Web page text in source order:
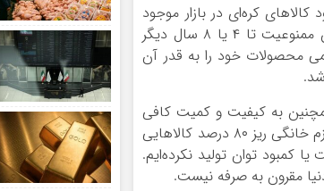
بود کالاهای کره‌ای در بازار موجود
نبودند؟ سامسونگ و ال جی واردات آنها ممنوع شد به وفور در بازار دیده می‌شود. اگر این ممنوعیت تا ۴ یا ۸ سال دیگر
محصولات خود را به قدر آن
به کیفیت و کمیت کافی
رسیده است قبول داریم که مشابه آن کالا یا ضعیف تر از آن وارد نشود اما در مورد کالای لوازم خانگی ریز ۸۰ درصد کالاهایی
کمبود توان تولید نکرده‌ایم.
مقرون به صرفه نیست.